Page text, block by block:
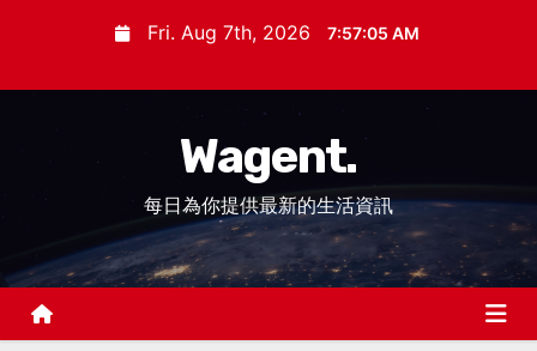
n
Fri. Aug 7th, 2026 7:57:06 AM
Wagent.
每日為你提供最新的生活資訊